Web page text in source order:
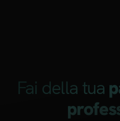
Fai della tua